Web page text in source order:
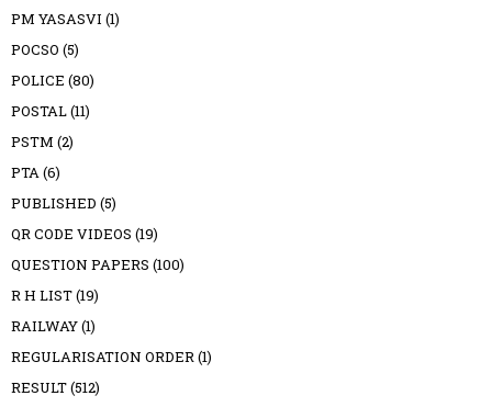
PM YASASVI (1)
POCSO (5)
POLICE (80)
POSTAL(11)
PSTM (2)
PTA(6)
PUBLISHED (5)
QR CODE VIDEOS (19)
QUESTION PAPERS (100)
R H LIST(19)
RAILWAY(1)
REGULARISATION ORDER(1)
RESULT(512)